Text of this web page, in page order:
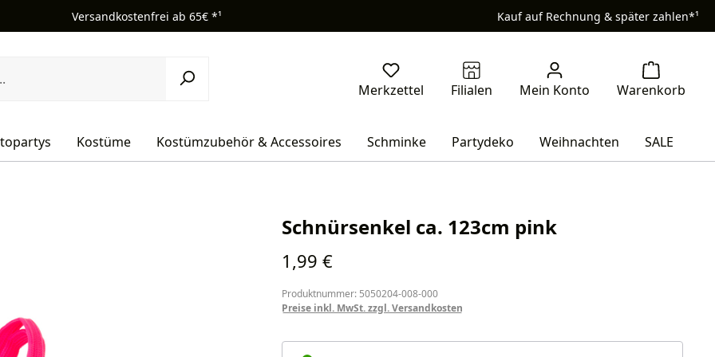
Versandkostenfrei ab 65€ *¹ Kauf auf Rechnung & später zahlen*¹
Kostüme Kostümzubehör & Accessoires Schminke Partydeko Weihnachten SALE
Schnürsenkel ca. 123cm pink
Regulärer Preis:
1,99 €
Produktnummer: 5050204-008-000
Preise inkl. MwSt. zzgl. Versandkosten